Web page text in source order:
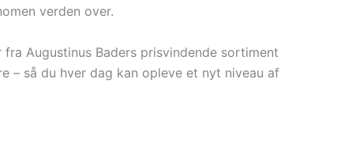
verden over.
Augustinus Baders prisvindende sortiment
– så du hver dag kan opleve et nyt niveau af